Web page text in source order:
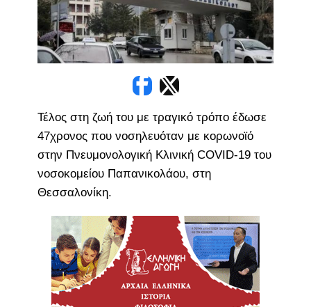
Τέλος στη ζωή του με τραγικό τρόπο έδωσε
47χρονος που νοσηλευόταν με κορωνοϊό
στην Πνευμονολογική Κλινική COVID-19 του
νοσοκομείου Παπανικολάου, στη
Θεσσαλονίκη.